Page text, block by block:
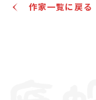
作家一覧に戻る